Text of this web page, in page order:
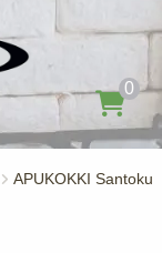
0
APUKOKKI Santoku